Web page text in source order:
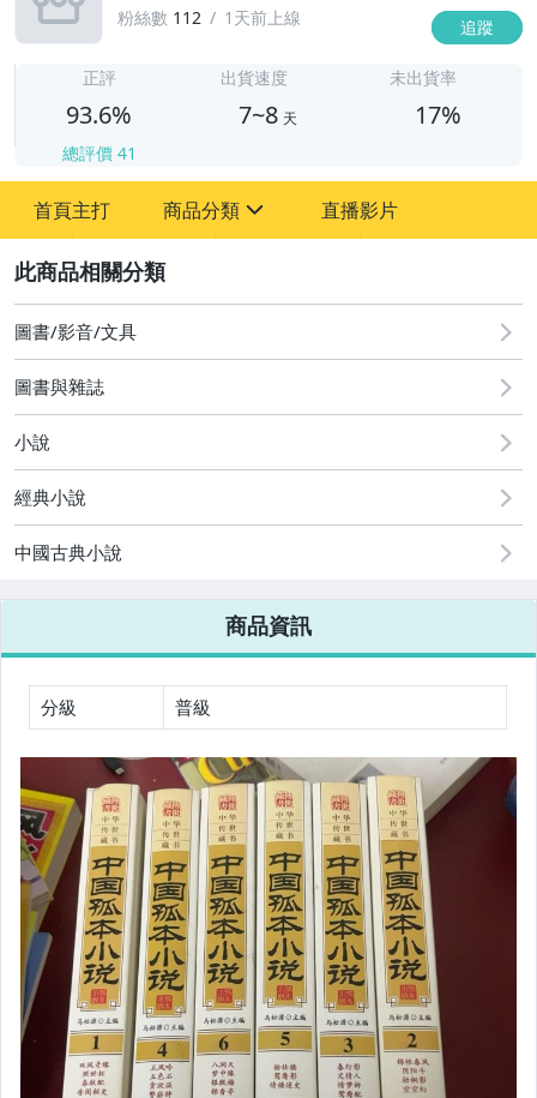
粉絲數 112 1天前上線 追蹤
正評
93.6%
總評價 41
出貨速度
7~8 天
未出貨率
17%
首頁主打 商品分類
嬰幼兒與孕婦
圖書/影音/文具
玩具、模型與公仔
男性精品與服飾
女裝與服飾配件
偶像、球員卡與郵幣
直播影片
圖書/影音/文具
圖書與雜誌
小說
經典小說
中國古典小說
商品資訊
分級 普級